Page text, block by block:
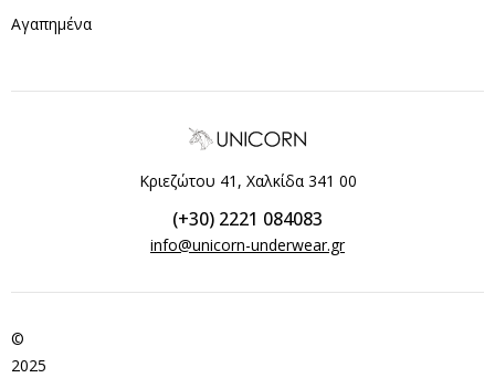
Αγαπημένα
Κριεζώτου 41, Χαλκίδα 341 00
(+30) 2221 084083
info@unicorn-underwear.gr
©
2025